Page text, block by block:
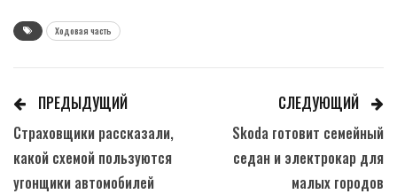
Ходовая часть
ПРЕДЫДУЩИЙ
Страховщики рассказали,
какой схемой пользуются
угонщики автомобилей
СЛЕДУЮЩИЙ
Skoda готовит семейный
седан и электрокар для
малых городов